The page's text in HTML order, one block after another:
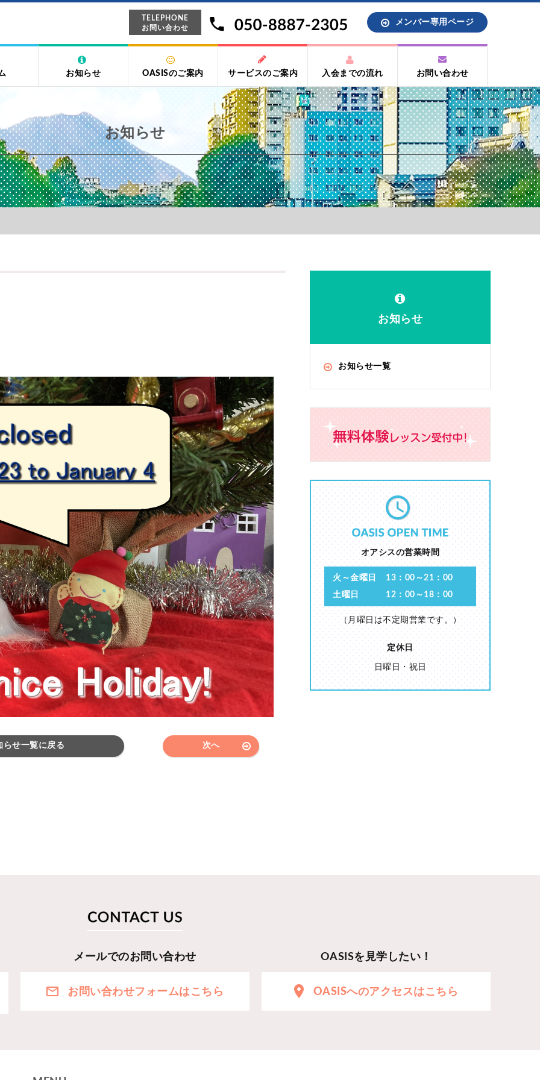
TELEPHONE
お問い合わせ
メンバー専用ページ
お知らせ OASISのご案内 サービスのご案内 入会までの流れ お問い合わせ
お知らせ
らせ一覧に戻る 次へ
お知らせ
お知らせ一覧
オアシスの営業時間
火～金曜日
13：00～21：00
土曜日
12：00～18：00
（月曜日は不定期営業です。）
定休日
日曜日・祝日
メールでのお問い合わせ
お問い合わせフォームはこちら
OASISを見学したい！
OASISへのアクセスはこちら